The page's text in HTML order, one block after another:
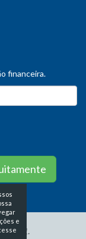
financeira.
e